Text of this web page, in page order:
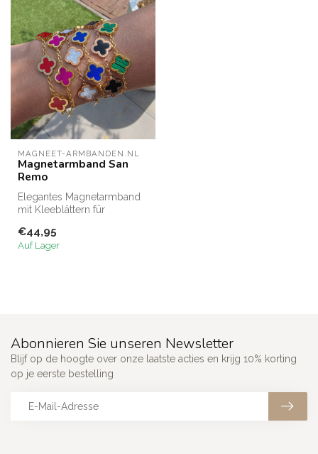
MAGNEET-ARMBANDEN.NL
Magnetarmband San
Remo
Elegantes Magnetarmband
mit Kleeblättern für
hochwertig...
€44,95
Auf Lager
Abonnieren Sie unseren Newsletter
Blijf op de hoogte over onze laatste acties en krijg 10% korting
op je eerste bestelling